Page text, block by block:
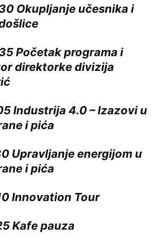
Okupljanje učesnika i
Početak programa i
direktorke divizija
Industrija 4.0 – Izazovi u
i pića
Upravljanje energijom u
i pića
Innovation Tour
Kafe pauza